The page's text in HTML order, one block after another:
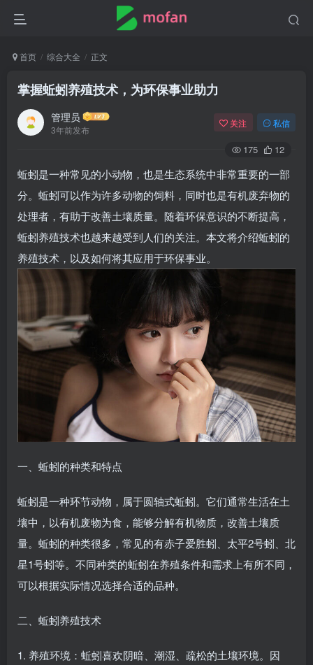
首页 综合大全 正文
掌握蚯蚓养殖技术，为环保事业助力
管理员
3年前发布
关注 私信
175 12
蚯蚓是一种常见的小动物，也是生态系统中非常重要的一部
分。蚯蚓可以作为许多动物的饲料，同时也是有机废弃物的
处理者，有助于改善土壤质量。随着环保意识的不断提高，
蚯蚓养殖技术也越来越受到人们的关注。本文将介绍蚯蚓的
养殖技术，以及如何将其应用于环保事业。
一、蚯蚓的种类和特点
蚯蚓是一种环节动物，属于圆轴式蚯蚓。它们通常生活在土
壤中，以有机废物为食，能够分解有机物质，改善土壤质
量。蚯蚓的种类很多，常见的有赤子爱胜蚓、太平2号蚓、北
星1号蚓等。不同种类的蚯蚓在养殖条件和需求上有所不同，
可以根据实际情况选择合适的品种。
二、蚯蚓养殖技术
1. 养殖环境：蚯蚓喜欢阴暗、潮湿、疏松的土壤环境。因